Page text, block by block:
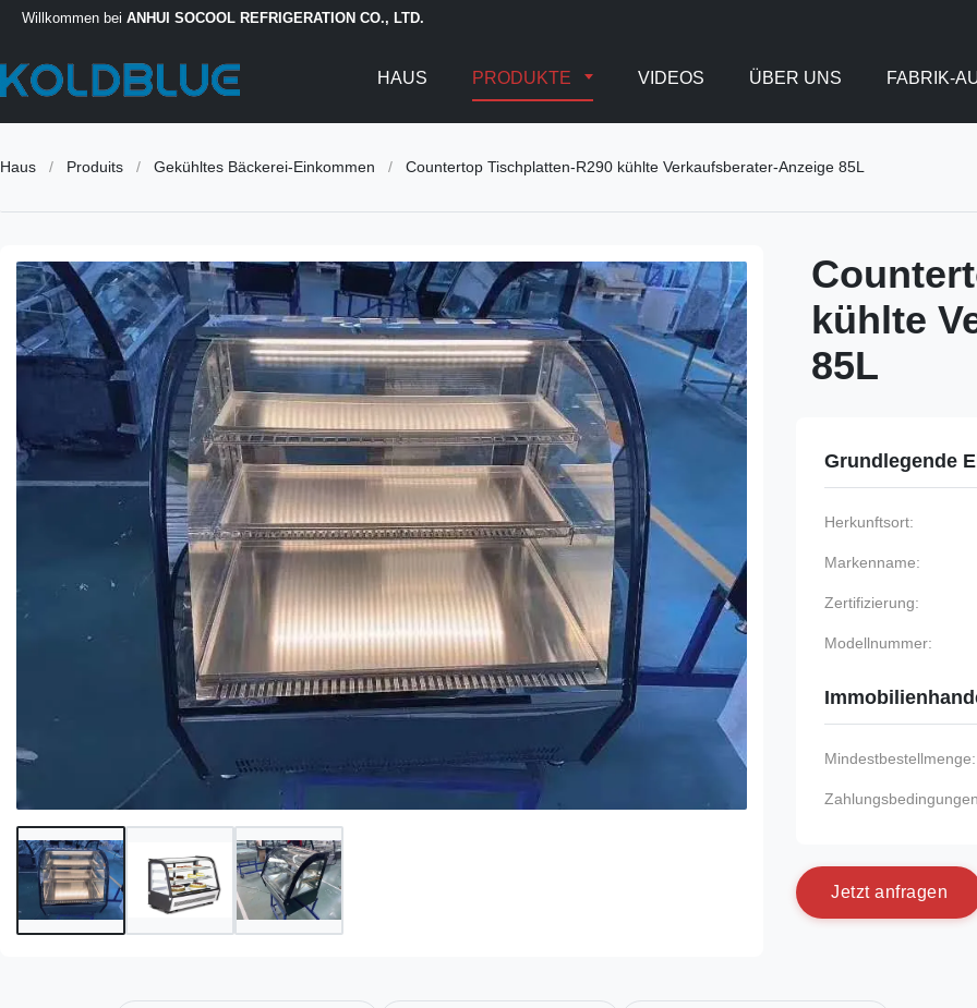
Willkommen bei ANHUI SOCOOL REFRIGERATION CO., LTD.
HAUS PRODUKTE VIDEOS ÜBER UNS FABRIK-
Haus / Produits / Gekühltes Bäckerei-Einkommen / Countertop Tischplatten-R290 kühlte Verkaufsberater-Anzeige 85L
kühlte
85L
Grundlegende
Herkunftsort:
Markenname:
Zertifizierung:
Modellnummer:
Mindestbestellmenge:
Jetzt anfragen